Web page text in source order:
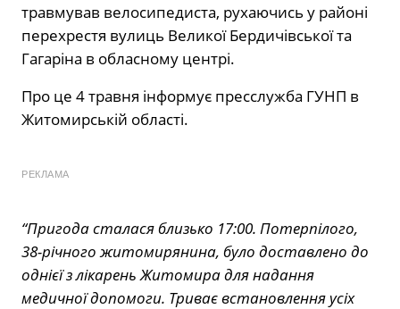
травмував велосипедиста, рухаючись у районі
перехрестя вулиць Великої Бердичівської та
Гагаріна в обласному центрі.
Про це 4 травня інформує пресслужба ГУНП в
Житомирській області.
РЕКЛАМА
“Пригода сталася близько 17:00. Потерпілого,
38-річного житомирянина, було доставлено до
однієї з лікарень Житомира для надання
медичної допомоги. Триває встановлення усіх